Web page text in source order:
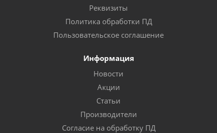
Реквизиты
Политика обработки ПД
Пользовательское соглашение
Информация
Новости
Акции
Статьи
Производители
Согласие на обработку ПД